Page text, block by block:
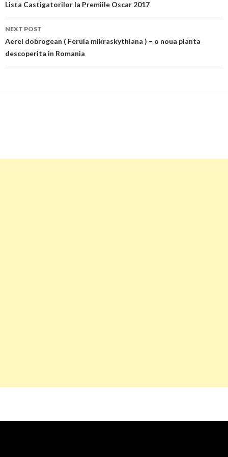
navigation
Lista Castigatorilor la Premiile Oscar 2017
NEXT POST
Aerel dobrogean ( Ferula mikraskythiana ) – o noua planta
descoperita in Romania